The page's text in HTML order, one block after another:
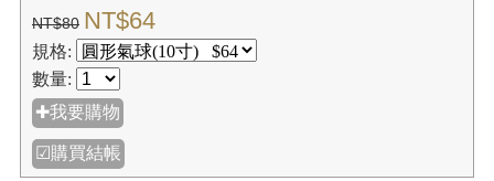
NT$80 NT$64
規格:
數量:
✚我要購物
☑購買結帳